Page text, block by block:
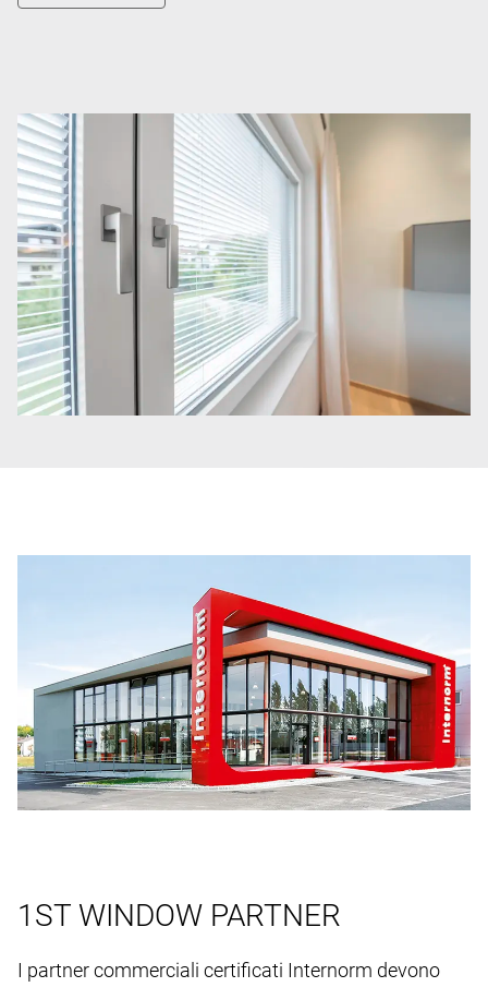
1ST WINDOW PARTNER
I partner commerciali certificati Internorm devono